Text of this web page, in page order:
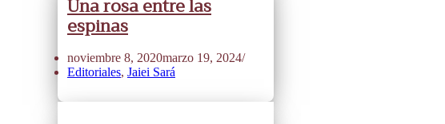
Una rosa entre las
espinas
noviembre 8, 2020marzo 19, 2024
Editoriales, Jaiei Sará